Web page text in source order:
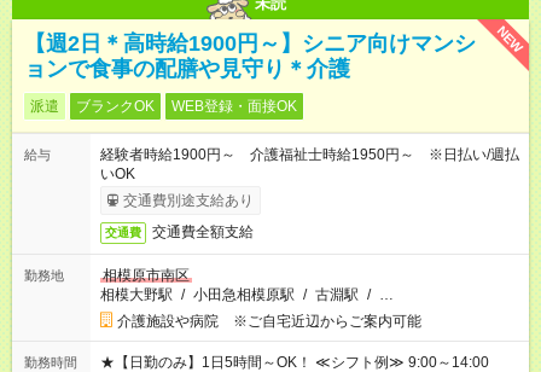
NEW
【週2日＊高時給1900円～】シニア向けマンシ
ョンで食事の配膳や見守り＊介護
派遣 ブランクOK WEB登録・面接OK
給与
経験者時給1900円～ 介護福祉士時給1950円～ ※日払い/週払
いOK
交通費別途支給あり
交通費 交通費全額支給
勤務地
相模原市南区
相模大野駅 / 小田急相模原駅 / 古淵駅 / …
介護施設や病院 ※ご自宅近辺からご案内可能
勤務時間
★【日勤のみ】1日5時間～OK！ ≪シフト例≫ 9:00～14:00